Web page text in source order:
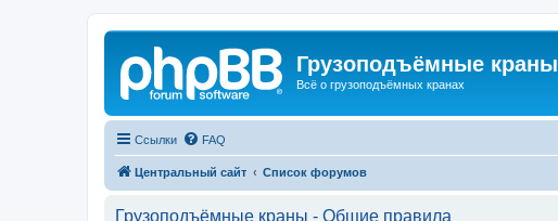
Грузоподъёмные краны
Всё о грузоподъёмных кранах
Ссылки FAQ
Центральный сайт Список форумов
Грузоподъёмные краны - Общие правила